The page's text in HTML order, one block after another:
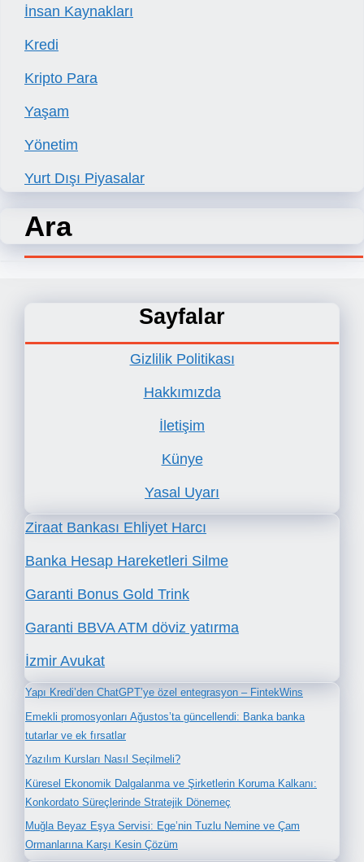
İnsan Kaynakları
Kredi
Kripto Para
Yaşam
Yönetim
Yurt Dışı Piyasalar
Ara
Sayfalar
Gizlilik Politikası
Hakkımızda
İletişim
Künye
Yasal Uyarı
Ziraat Bankası Ehliyet Harcı
Banka Hesap Hareketleri Silme
Garanti Bonus Gold Trink
Garanti BBVA ATM döviz yatırma
İzmir Avukat
Yapı Kredi’den ChatGPT’ye özel entegrasyon – FintekWins
Emekli promosyonları Ağustos’ta güncellendi: Banka banka
tutarlar ve ek fırsatlar
Yazılım Kursları Nasıl Seçilmeli?
Küresel Ekonomik Dalgalanma ve Şirketlerin Koruma Kalkanı:
Konkordato Süreçlerinde Stratejik Dönemeç
Muğla Beyaz Eşya Servisi: Ege’nin Tuzlu Nemine ve Çam
Ormanlarına Karşı Kesin Çözüm